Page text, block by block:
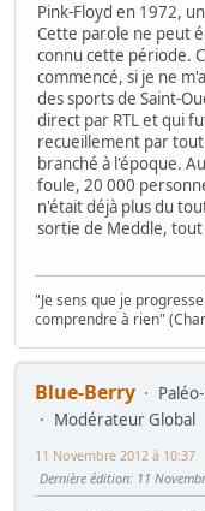
Pink-Floyd en 1972,
Cette parole ne peut
connu cette période.
commencé, si je ne
des sports de Saint-
direct par RTL et qui
recueillement par tout
branché à l'époque.
foule, 20 000
n'était déjà plus du
sortie de Meddle, tout
"Je sens que je
comprendre à rien"
Blue-Berry
Modérateur Global
11 Novembre 2012 à 10:37
Dernière édition: 11